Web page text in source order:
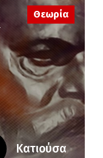
Θεωρία
Κατιούσα